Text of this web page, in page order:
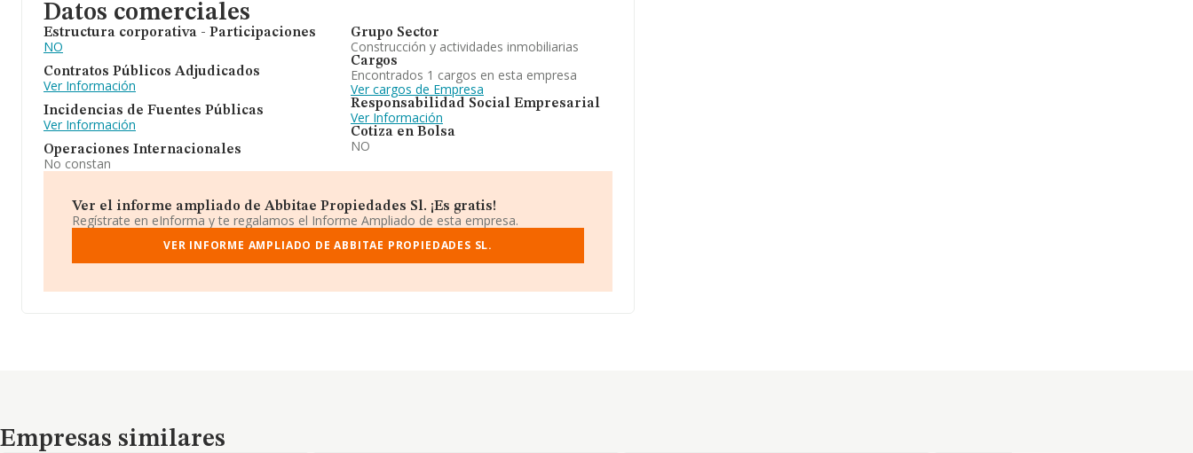
Datos comerciales
Estructura corporativa - Participaciones
NO
Contratos Públicos Adjudicados
Ver Información
Incidencias de Fuentes Públicas
Ver Información
Operaciones Internacionales
No constan
Grupo Sector
Construcción y actividades inmobiliarias
Cargos
Encontrados 1 cargos en esta empresa
Ver cargos de Empresa
Responsabilidad Social Empresarial
Ver Información
Cotiza en Bolsa
NO
Ver el informe ampliado de Abbitae Propiedades Sl. ¡Es gratis!
Regístrate en eInforma y te regalamos el Informe Ampliado de esta empresa.
VER INFORME AMPLIADO DE ABBITAE PROPIEDADES SL.
Empresas similares
Empresas similares